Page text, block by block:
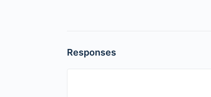
Responses